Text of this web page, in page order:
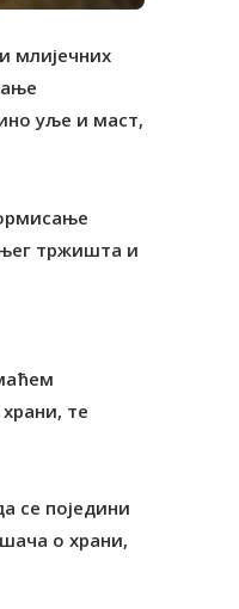
млијечних
уље и маст,
тржишта и
те
се поједини
о храни,